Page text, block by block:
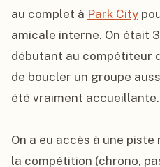
au complet à Park City
amicale interne. On était
débutant au compétiteur
de boucler un groupe
été vraiment accueillante.
On a eu accès à une
la compétition (chrono,